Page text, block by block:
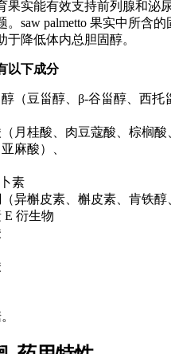
果实能有效支持前列腺和泌
。saw palmetto 果实中所含
于降低体内总胆固醇。
以下成分
（豆甾醇、β-谷甾醇、西托
月桂酸、肉豆蔻酸、棕榈酸
麻酸）、
素
异槲皮素、槲皮素、肯铁醇
E 衍生物